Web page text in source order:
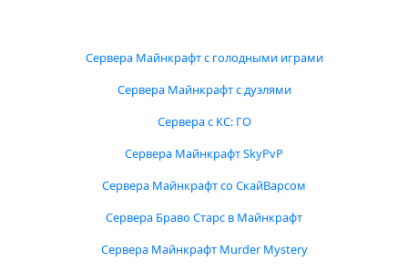
Сервера Майнкрафт с голодными играми
Сервера Майнкрафт с дуэлями
Сервера с КС: ГО
Сервера Майнкрафт SkyPvP
Сервера Майнкрафт со СкайВарсом
Сервера Браво Старс в Майнкрафт
Сервера Майнкрафт Murder Mystery